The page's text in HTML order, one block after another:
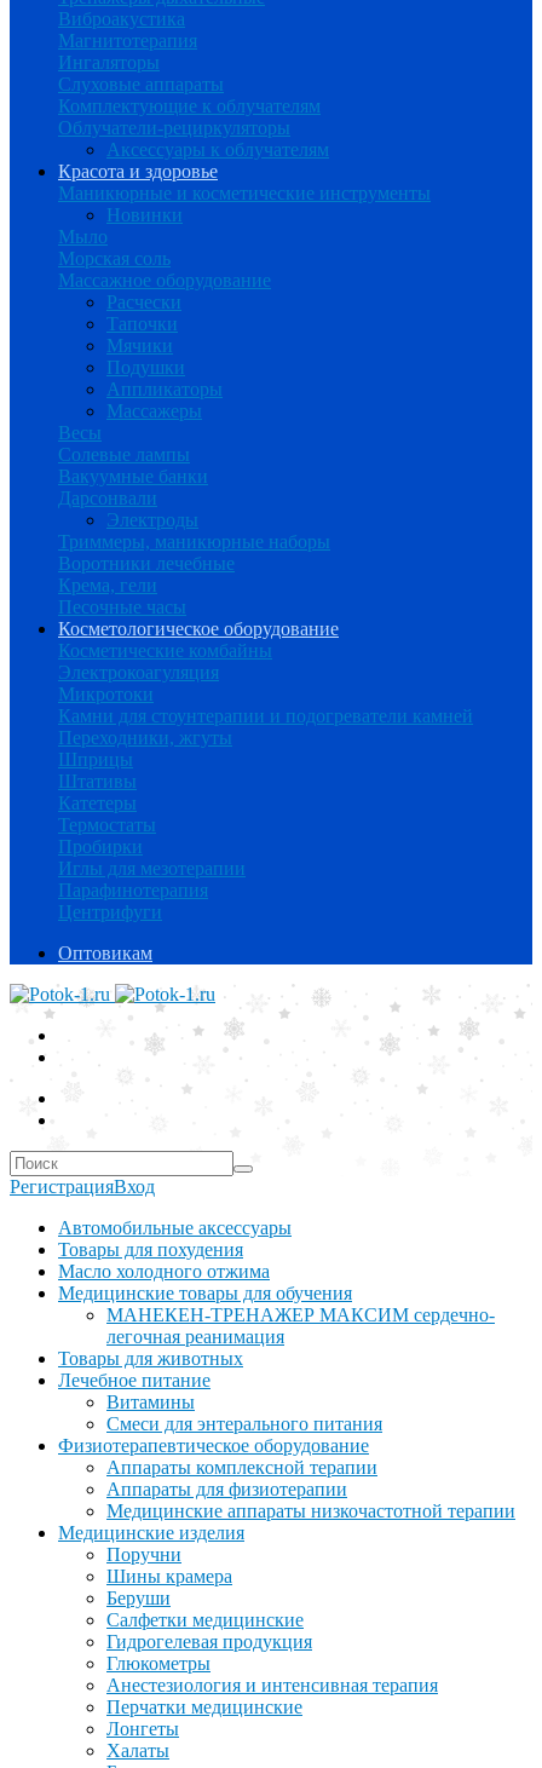
Виброакустика
Магнитотерапия
Ингаляторы
Слуховые аппараты
Комплектующие к облучателям
Облучатели-рециркуляторы
Аксессуары к облучателям
Красота и здоровье
Маникюрные и косметические инструменты
Новинки
Мыло
Морская соль
Массажное оборудование
Расчески
Тапочки
Мячики
Подушки
Аппликаторы
Массажеры
Весы
Солевые лампы
Вакуумные банки
Дарсонвали
Электроды
Триммеры, маникюрные наборы
Воротники лечебные
Крема, гели
Песочные часы
Косметологическое оборудование
Косметические комбайны
Электрокоагуляция
Микротоки
Камни для стоунтерапии и подогреватели камней
Переходники, жгуты
Шприцы
Штативы
Катетеры
Термостаты
Пробирки
Иглы для мезотерапии
Парафинотерапия
Центрифуги
Оптовикам
РегистрацияВход
Автомобильные аксессуары
Товары для похудения
Масло холодного отжима
Медицинские товары для обучения
МАНЕКЕН-ТРЕНАЖЕР МАКСИМ сердечно-
легочная реанимация
Товары для животных
Лечебное питание
Витамины
Смеси для энтерального питания
Физиотерапевтическое оборудование
Аппараты комплексной терапии
Аппараты для физиотерапии
Медицинские аппараты низкочастотной терапии
Медицинские изделия
Поручни
Шины крамера
Беруши
Салфетки медицинские
Гидрогелевая продукция
Глюкометры
Анестезиология и интенсивная терапия
Перчатки медицинские
Лонгеты
Халаты